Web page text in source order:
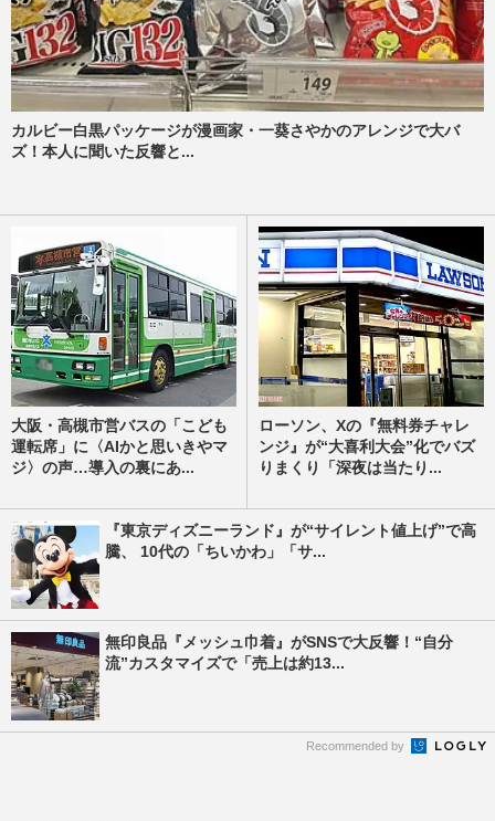
カルビー白黒パッケージが漫画家・一葵さやかのアレンジで大バ
ズ！本人に聞いた反響と...
大阪・高槻市営バスの「こども
運転席」に〈AIかと思いきやマ
ジ〉の声…導入の裏にあ...
ローソン、Xの『無料券チャレ
ンジ』が“大喜利大会”化でバズ
りまくり「深夜は当たり...
『東京ディズニーランド』が“サイレント値上げ”で高
騰、 10代の「ちいかわ」「サ...
無印良品『メッシュ巾着』がSNSで大反響！“自分
流”カスタマイズで「売上は約13...
Recommended by